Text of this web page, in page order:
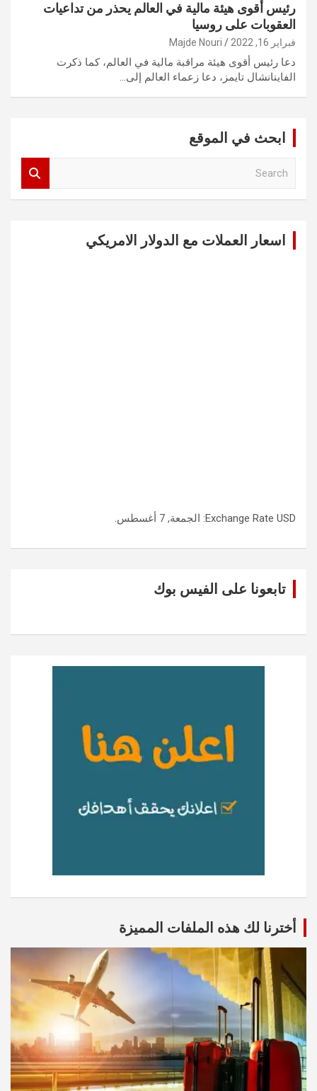
رئيس أقوى هيئة مالية في العالم يحذر من تداعيات
العقوبات على روسيا
فبراير 16, 2022 Majde Nouri
دعا رئيس أقوى هيئة مراقبة مالية في العالم، كما ذكرت
الفاينانشال تايمز، دعا زعماء العالم إلى…
ابحث في الموقع
اسعار العملات مع الدولار الامريكي
Exchange Rate USD : الجمعة, 7 أغسطس.
تابعونا على الفيس بوك
أخترنا لك هذه الملفات المميزة